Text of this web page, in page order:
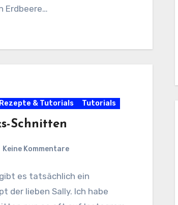
Erdbeere…
Rezepte & Tutorials Tutorials
Schnitten
Keine Kommentare
es tatsächlich ein
der lieben Sally. Ich habe